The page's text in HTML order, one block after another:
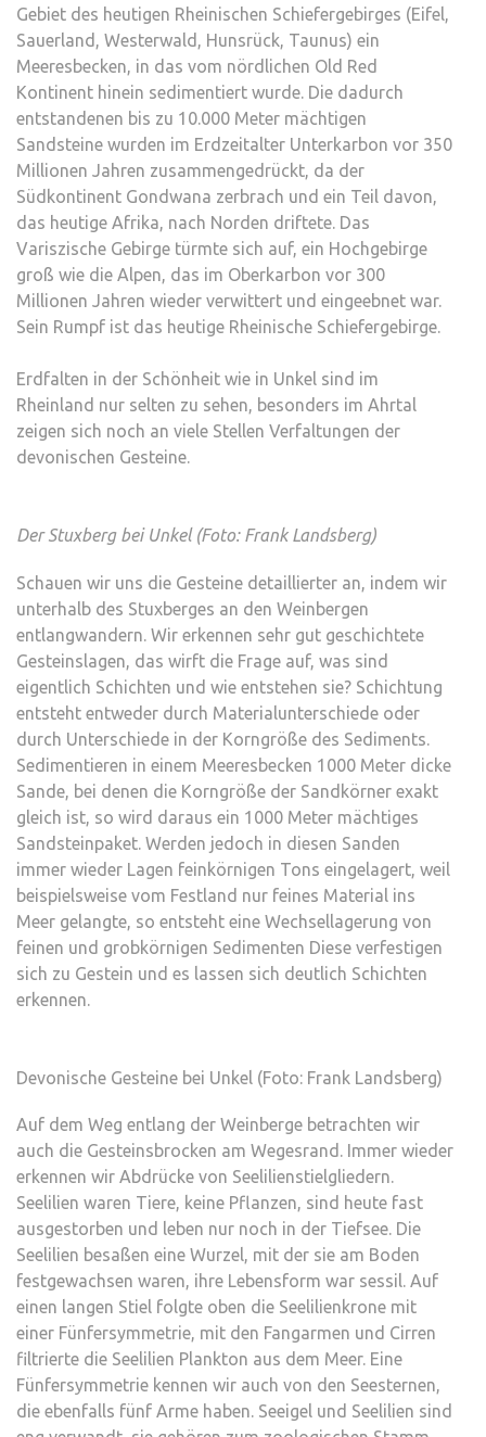
Gebiet des heutigen Rheinischen Schiefergebirges (Eifel,
Sauerland, Westerwald, Hunsrück, Taunus) ein
Meeresbecken, in das vom nördlichen Old Red
Kontinent hinein sedimentiert wurde. Die dadurch
entstandenen bis zu 10.000 Meter mächtigen
Sandsteine wurden im Erdzeitalter Unterkarbon vor 350
Millionen Jahren zusammengedrückt, da der
Südkontinent Gondwana zerbrach und ein Teil davon,
das heutige Afrika, nach Norden driftete. Das
Variszische Gebirge türmte sich auf, ein Hochgebirge
groß wie die Alpen, das im Oberkarbon vor 300
Millionen Jahren wieder verwittert und eingeebnet war.
Sein Rumpf ist das heutige Rheinische Schiefergebirge.
Erdfalten in der Schönheit wie in Unkel sind im
Rheinland nur selten zu sehen, besonders im Ahrtal
zeigen sich noch an viele Stellen Verfaltungen der
devonischen Gesteine.
Der Stuxberg bei Unkel (Foto: Frank Landsberg)
Schauen wir uns die Gesteine detaillierter an, indem wir
unterhalb des Stuxberges an den Weinbergen
entlangwandern. Wir erkennen sehr gut geschichtete
Gesteinslagen, das wirft die Frage auf, was sind
eigentlich Schichten und wie entstehen sie? Schichtung
entsteht entweder durch Materialunterschiede oder
durch Unterschiede in der Korngröße des Sediments.
Sedimentieren in einem Meeresbecken 1000 Meter dicke
Sande, bei denen die Korngröße der Sandkörner exakt
gleich ist, so wird daraus ein 1000 Meter mächtiges
Sandsteinpaket. Werden jedoch in diesen Sanden
immer wieder Lagen feinkörnigen Tons eingelagert, weil
beispielsweise vom Festland nur feines Material ins
Meer gelangte, so entsteht eine Wechsellagerung von
feinen und grobkörnigen Sedimenten Diese verfestigen
sich zu Gestein und es lassen sich deutlich Schichten
erkennen.
Devonische Gesteine bei Unkel (Foto: Frank Landsberg)
Auf dem Weg entlang der Weinberge betrachten wir
auch die Gesteinsbrocken am Wegesrand. Immer wieder
erkennen wir Abdrücke von Seelilienstielgliedern.
Seelilien waren Tiere, keine Pflanzen, sind heute fast
ausgestorben und leben nur noch in der Tiefsee. Die
Seelilien besaßen eine Wurzel, mit der sie am Boden
festgewachsen waren, ihre Lebensform war sessil. Auf
einen langen Stiel folgte oben die Seelilienkrone mit
einer Fünfersymmetrie, mit den Fangarmen und Cirren
filtrierte die Seelilien Plankton aus dem Meer. Eine
Fünfersymmetrie kennen wir auch von den Seesternen,
die ebenfalls fünf Arme haben. Seeigel und Seelilien sind